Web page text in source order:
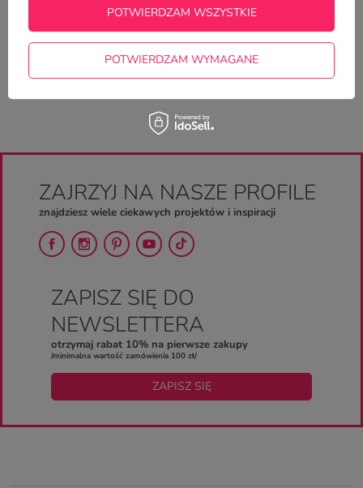
Zadaj pytanie a my odpowiemy
niezwłocznie, najciekawsze pytania i
odpowiedzi publikując dla innych.
ZADAJ PYTANIE
ZAJRZYJ NA NASZE PROFILE
znajdziesz wiele ciekawych projektów i inspiracji
ZAPISZ SIĘ DO
NEWSLETTERA
otrzymaj rabat 10% na pierwsze zakupy
/minimalna wartość zamówienia 100 zł/
ZAPISZ SIĘ
POTWIERDZAM WYMAGANE
POTWIERDZAM WSZYSTKIE